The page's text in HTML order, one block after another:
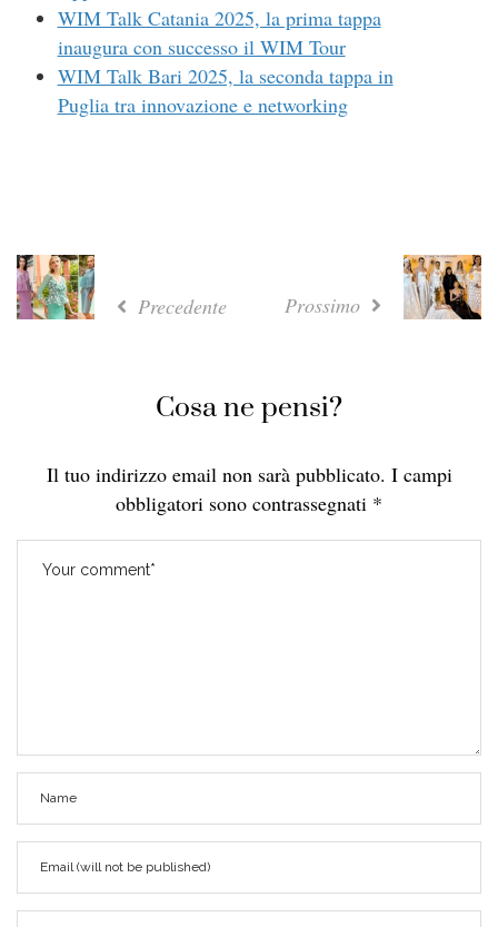
WIM Talk Catania 2025, la prima tappa
inaugura con successo il WIM Tour
WIM Talk Bari 2025, la seconda tappa in
Puglia tra innovazione e networking
Precedente Prossimo
Cosa ne pensi?
Il tuo indirizzo email non sarà pubblicato. I campi
obbligatori sono contrassegnati *